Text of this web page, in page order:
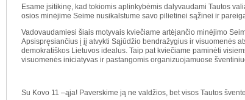
Esame įsitikinę, kad tokiomis aplinkybėmis dalyvaudami Tautos
osios minėjime Seime nusikalstume savo pilietinei sąžinei ir
Vadovaudamiesi šiais motyvais kviečiame artėjančio minėjimo
Apsispręsiančius į jį atvykti Sąjūdžio bendražygius ir visuomenės
demokratiškos Lietuvos idealus. Taip pat kviečiame paminėti
visuomenės iniciatyvas ir pastangomis organizuojamuose
Su Kovo 11 –ąja! Paverskime ją ne valdžios, bet visos Tautos